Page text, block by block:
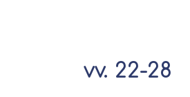
vv. 22-28